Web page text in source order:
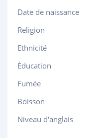
Date de naissance
Religion
Ethnicité
Éducation
Fumée
Boisson
Niveau d'anglais